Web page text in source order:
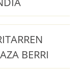
BERRI